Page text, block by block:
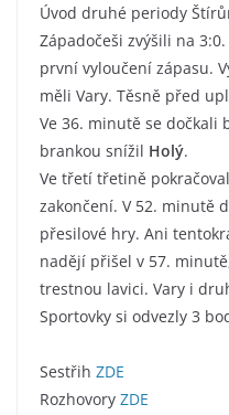
Úvod druhé periody
Západočeši zvýšili na
první vyloučení zápasu.
měli Vary. Těsně před
Ve 36. minutě se dočkali
brankou snížil Holý.
Ve třetí třetině
zakončení. V 52. minutě
přesilové hry. Ani
nadějí přišel v 57.
trestnou lavici. Vary i
Sportovky si odvezly 3
Sestřih ZDE
Rozhovory ZDE